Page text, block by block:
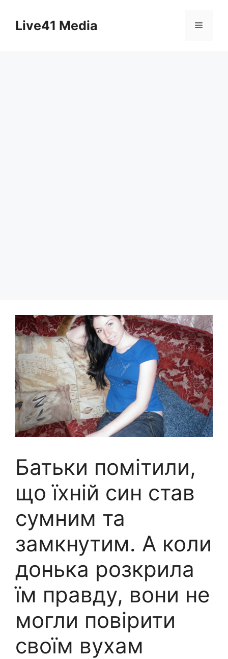
contentLive41 Media Menu
Батьки помітили,
що їхній син став
сумним та
замкнутим. А коли
донька розкрила
їм правду, вони не
могли повірити
своїм вухам